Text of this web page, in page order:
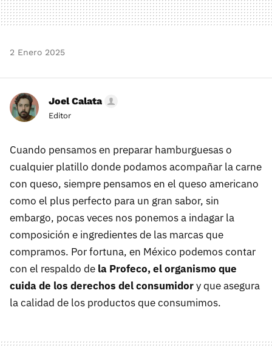
2 Enero 2025
Joel Calata
Editor
Cuando pensamos en preparar hamburguesas o
cualquier platillo donde podamos acompañar la carne
con queso, siempre pensamos en el queso americano
como el plus perfecto para un gran sabor, sin
embargo, pocas veces nos ponemos a indagar la
composición e ingredientes de las marcas que
compramos. Por fortuna, en México podemos contar
con el respaldo de la Profeco, el organismo que
cuida de los derechos del consumidory que asegura
la calidad de los productos que consumimos.